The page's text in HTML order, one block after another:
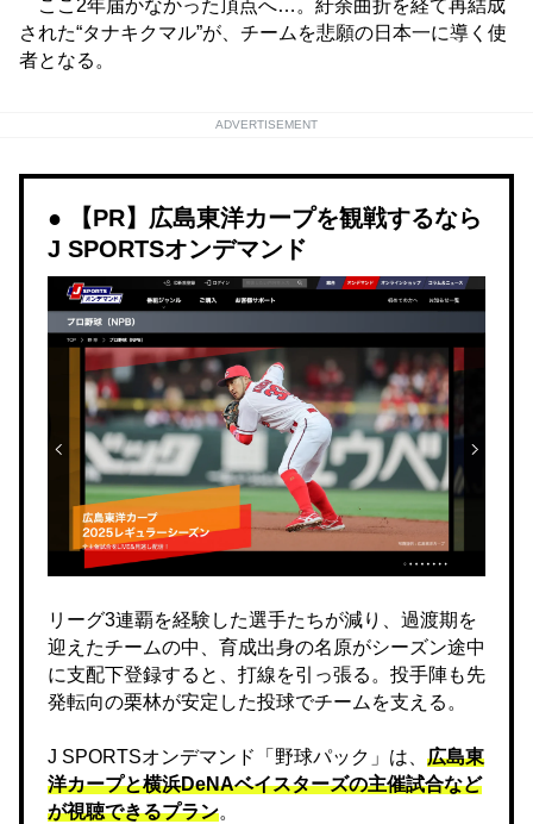
ここ2年届かなかった頂点へ…。紆余曲折を経て再結成
された“タナキクマル”が、チームを悲願の日本一に導く使
者となる。
ADVERTISEMENT
【PR】広島東洋カープを観戦するなら
J SPORTSオンデマンド
リーグ3連覇を経験した選手たちが減り、過渡期を
迎えたチームの中、育成出身の名原がシーズン途中
に支配下登録すると、打線を引っ張る。投手陣も先
発転向の栗林が安定した投球でチームを支える。
J SPORTSオンデマンド「野球パック」は、 広島東
洋カープと横浜DeNAベイスターズの主催試合など
が視聴できるプラン。